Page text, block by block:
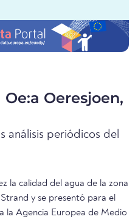
Oeresjoen,
análisis periódicos del
la calidad del agua de la zona
y se presentó para el
la Agencia Europea de Medio